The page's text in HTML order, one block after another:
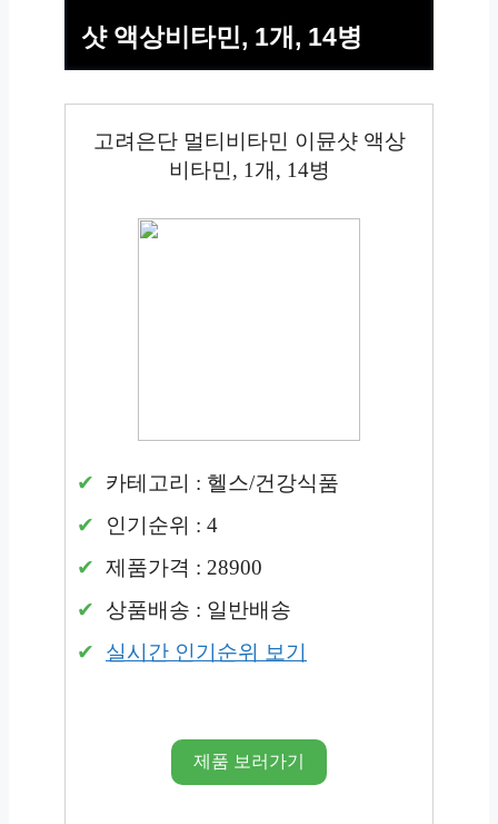
샷 액상비타민, 1개, 14병
고려은단 멀티비타민 이뮨샷 액상
비타민, 1개, 14병
카테고리 : 헬스/건강식품
인기순위 : 4
제품가격 : 28900
상품배송 : 일반배송
실시간 인기순위 보기
제품 보러가기